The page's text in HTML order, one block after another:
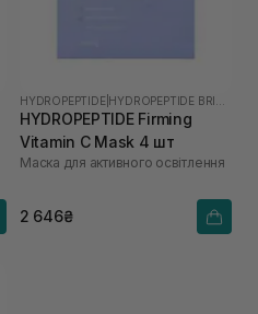
HYDROPEPTIDE
HYDROPEPTIDE Firming
Vitamin C Mask 4 шт
Маска для активного освітлення
2 646₴